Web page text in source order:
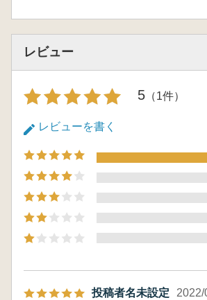
レビュー
5 （1件）
レビューを書く
投稿者名未設定 2022/